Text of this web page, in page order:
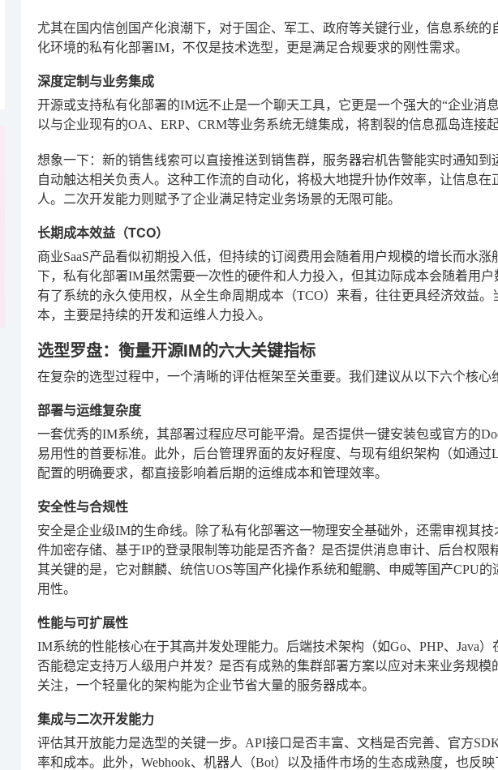
尤其在国内信创国产化浪潮下，对于国企、军工、政府等关键行业，信息系统
化环境的私有化部署IM，不仅是技术选型，更是满足合规要求的刚性需求。
深度定制与业务集成
开源或支持私有化部署的IM远不止是一个聊天工具，它更是一个强大的“企业消
以与企业现有的OA、ERP、CRM等业务系统无缝集成，将割裂的信息孤岛连接起
想象一下：新的销售线索可以直接推送到销售群，服务器宕机告警能实时通知
自动触达相关负责人。这种工作流的自动化，将极大地提升协作效率，让信息
人。二次开发能力则赋予了企业满足特定业务场景的无限可能。
长期成本效益（TCO）
商业SaaS产品看似初期投入低，但持续的订阅费用会随着用户规模的增长而水
下，私有化部署IM虽然需要一次性的硬件和人力投入，但其边际成本会随着用
有了系统的永久使用权，从全生命周期成本（TCO）来看，往往更具经济效益
本，主要是持续的开发和运维人力投入。
选型罗盘：衡量开源IM的六大关键指标
在复杂的选型过程中，一个清晰的评估框架至关重要。我们建议从以下六个核心
部署与运维复杂度
一套优秀的IM系统，其部署过程应尽可能平滑。是否提供一键安装包或官方的
易用性的首要标准。此外，后台管理界面的友好程度、与现有组织架构（如通
配置的明确要求，都直接影响着后期的运维成本和管理效率。
安全性与合规性
安全是企业级IM的生命线。除了私有化部署这一物理安全基础外，还需审视其
件加密存储、基于IP的登录限制等功能是否齐备？是否提供消息审计、后台权
其关键的是，它对麒麟、统信UOS等国产化操作系统和鲲鹏、申威等国产CPU
用性。
性能与可扩展性
IM系统的性能核心在于其高并发处理能力。后端技术架构（如Go、PHP、Java
否能稳定支持万人级用户并发？是否有成熟的集群部署方案以应对未来业务规
关注，一个轻量化的架构能为企业节省大量的服务器成本。
集成与二次开发能力
评估其开放能力是选型的关键一步。API接口是否丰富、文档是否完善、官方
率和成本。此外，Webhook、机器人（Bot）以及插件市场的生态成熟度，也反